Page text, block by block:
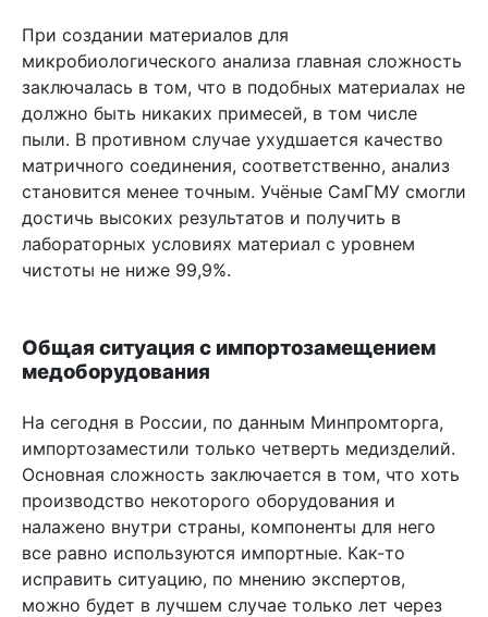
При создании материалов для
микробиологического анализа главная сложность
заключалась в том, что в подобных материалах не
должно быть никаких примесей, в том числе
пыли. В противном случае ухудшается качество
матричного соединения, соответственно, анализ
становится менее точным. Учёные СамГМУ смогли
достичь высоких результатов и получить в
лабораторных условиях материал с уровнем
чистоты не ниже 99,9%.
Общая ситуация с импортозамещением
медоборудования
На сегодня в России, по данным Минпромторга,
импортозаместили только четверть медизделий.
Основная сложность заключается в том, что хоть
производство некоторого оборудования и
налажено внутри страны, компоненты для него
все равно используются импортные. Как-то
исправить ситуацию, по мнению экспертов,
можно будет в лучшем случае только лет через